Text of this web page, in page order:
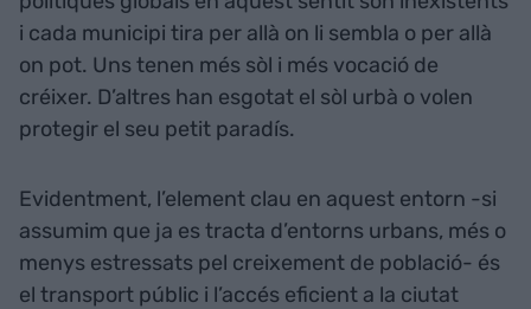
i cada municipi tira per allà on li sembla o per allà
on pot. Uns tenen més sòl i més vocació de
créixer. D’altres han esgotat el sòl urbà o volen
protegir el seu petit paradís.
Evidentment, l’element clau en aquest entorn -si
assumim que ja es tracta d’entorns urbans, més o
menys estressats pel creixement de població- és
el transport públic i l’accés eficient a la ciutat